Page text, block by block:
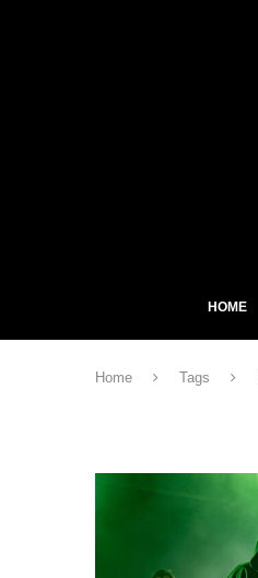
HOME
Home Tags